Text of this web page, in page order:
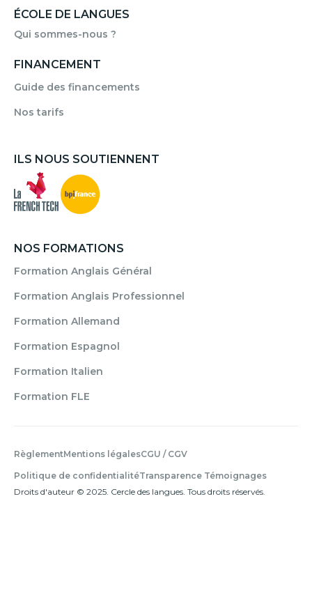
ÉCOLE DE LANGUES
Qui sommes-nous ?
FINANCEMENT
Guide des financements
Nos tarifs
ILS NOUS SOUTIENNENT
NOS FORMATIONS
Formation Anglais Général
Formation Anglais Professionnel
Formation Allemand
Formation Espagnol
Formation Italien
Formation FLE
RèglementMentions légalesCGU / CGV
Politique de confidentialitéTransparence Témoignages
Droits d'auteur © 2025. Cercle des langues. Tous droits réservés.